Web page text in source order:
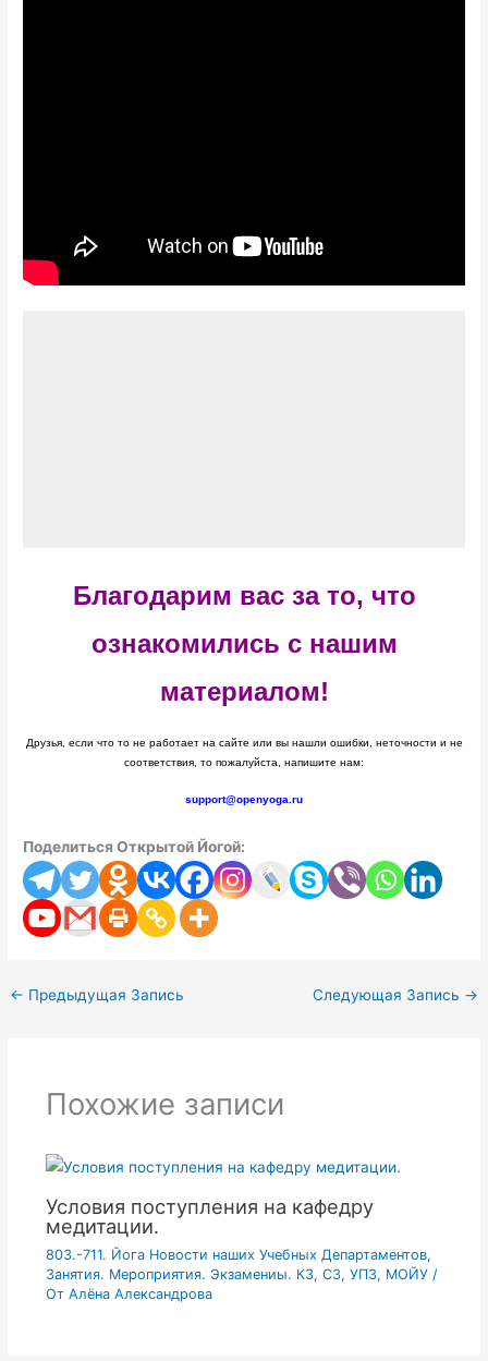
Благодарим вас за то, что
ознакомились с нашим
материалом!
Друзья, если что то не работает на сайте или вы нашли ошибки, неточности и не
соответствия, то пожалуйста, напишите нам:
support@openyoga.ru
Поделиться Открытой Йогой:
← Предыдущая Запись Следующая Запись →
Похожие записи
Условия поступления на кафедру
медитации.
803.-711. Йога Новости наших Учебных Департаментов,
Занятия. Мероприятия. Экзамениы. КЗ, СЗ, УПЗ, МОЙУ/
От Алёна Александрова